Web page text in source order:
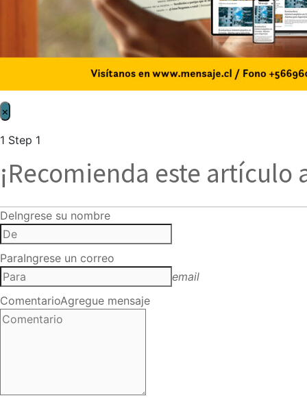
×
1 Step 1
¡Recomienda este artículo
DeIngrese su nombre
ParaIngrese un correo
email
ComentarioAgregue mensaje